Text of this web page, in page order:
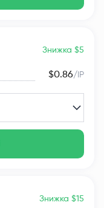
Знижка $5
$0.86/IP
Знижка $15